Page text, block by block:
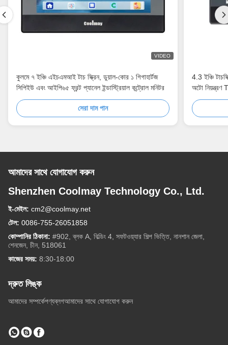
VIDEO
কুলমে ৭ ইঞ্চি এইচএমআই টাচ স্ক্রিন, ডুয়াল-কোর ১ গিগাহার্টজ
সিপিইউ এবং আইপি৬৫ ফ্রন্ট প্যানেল ইন্ডাস্ট্রিয়াল কন্ট্রোল মনিটর
সেরা দাম পান
4.3 ইঞ্চি
অটো
আমাদের সাথে যোগাযোগ করুন
Shenzhen Coolmay Technology Co., Ltd.
ই-মেইল: cm2@coolmay.net
টেল: 0086-755-26051858
কোম্পানির ঠিকানা: #902, ব্লক A, বিল্ডিং 4, সফটওয়্যার শিল্প ভিত্তি, নানশান জেলা,
শেনজেন, চীন, 518061
কাজের সময়: 8:30-18:00
দ্রুত লিঙ্ক
আমাদের সম্পর্কেপণ্যব্লগআমাদের সাথে যোগাযোগ করুন